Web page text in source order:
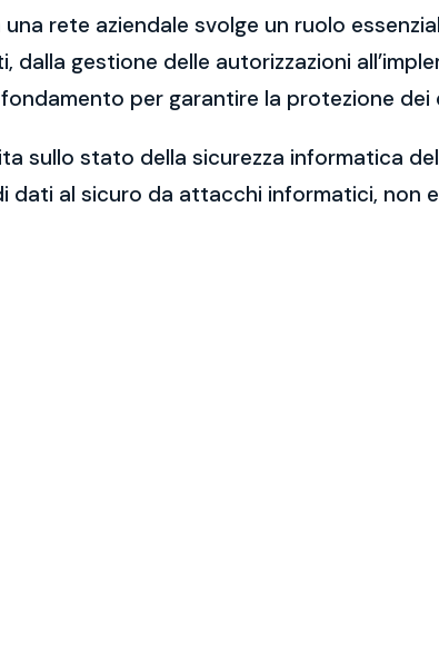
rete aziendale svolge un ruolo
gestione delle autorizzazioni
per garantire la protezione dei
sullo stato della sicurezza informatica
dati al sicuro da attacchi informatici,